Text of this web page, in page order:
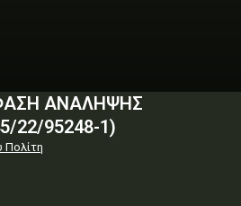
ΑΝΑΛΗΨΗΣ
22/95248-1)
Πολίτη